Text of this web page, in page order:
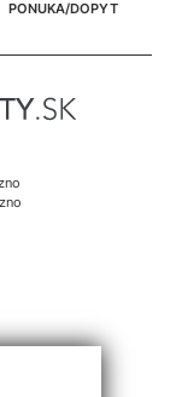
PONUKA/DOPYT